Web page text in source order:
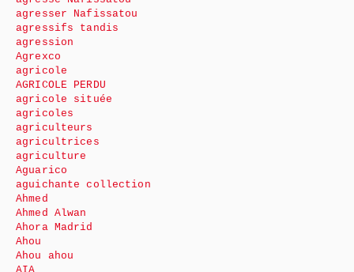
agresser Nafissatou
agressifs tandis
agression
Agrexco
agricole
AGRICOLE PERDU
agricole située
agricoles
agriculteurs
agricultrices
agriculture
Aguarico
aguichante collection
Ahmed
Ahmed Alwan
Ahora Madrid
Ahou
Ahou ahou